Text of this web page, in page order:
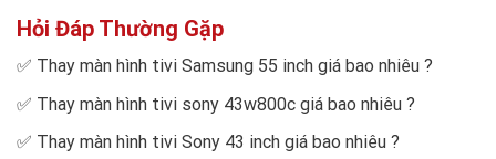
Hỏi Đáp Thường Gặp
✅ Thay màn hình tivi Samsung 55 inch giá bao nhiêu ?
✅ Thay màn hình tivi sony 43w800c giá bao nhiêu ?
✅ Thay màn hình tivi Sony 43 inch giá bao nhiêu ?